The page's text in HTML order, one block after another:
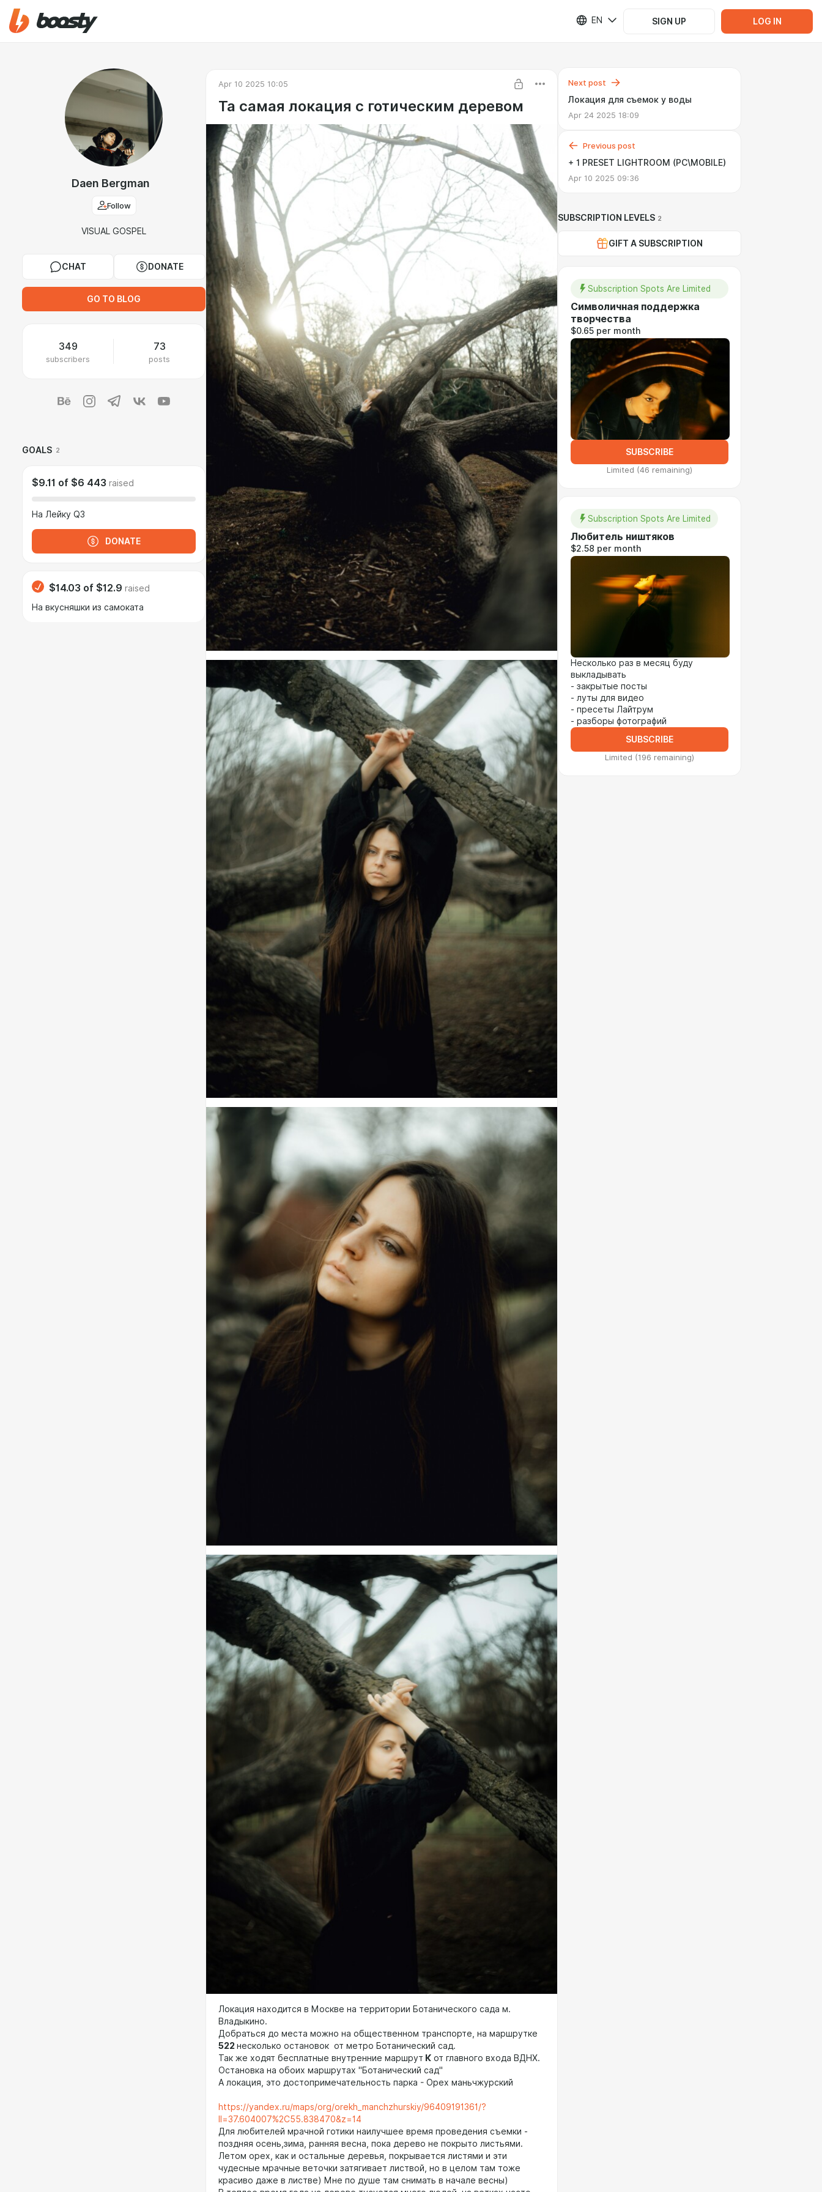
EN SIGN UP LOG IN
Daen Bergman
Follow
VISUAL GOSPEL
CHAT DONATE
GO TO BLOG
349
subscribers
73
posts
GOALS 2
$9.11 of $6 443 raised
На Лейку Q3
DONATE
$14.03 of $12.9 raised
На вкусняшки из самоката
Apr 10 2025 10:05
Та самая локация с готическим деревом
Локация находится в Москве на территории Ботанического сада м.
Владыкино.
Добраться до места можно на общественном транспорте, на маршрутке
522несколько остановок от метро Ботанический сад.
Так же ходят бесплатные внутренние маршрут К от главного входа ВДНХ.
Остановка на обоих маршрутах "Ботанический сад"
А локация, это достопримечательность парка - Орех маньчжурский
https://yandex.ru/maps/org/orekh_manchzhurskiy/96409191361/?
ll=37.604007%2C55.838470&z=14
Для любителей мрачной готики наилучшее время проведения съемки -
поздняя осень,зима, ранняя весна, пока дерево не покрыто листьями.
Летом орех, как и остальные деревья, покрывается листями и эти
чудесные мрачные веточки затягивает листвой, но в целом там тоже
красиво даже в листве) Мне по душе там снимать в начале весны)
Next post
Локация для съемок у воды
Apr 24 2025 18:09
Previous post
+ 1 PRESET LIGHTROOM (PC\MOBILE)
Apr 10 2025 09:36
SUBSCRIPTION LEVELS 2
GIFT A SUBSCRIPTION
Subscription Spots Are Limited
Символичная поддержка
творчества
$0.65 per month
SUBSCRIBE
Limited (46 remaining)
Subscription Spots Are Limited
Любитель ништяков
$2.58 per month
Несколько раз в месяц буду
выкладывать
- закрытые посты
- луты для видео
- пресеты Лайтрум
- разборы фотографий
SUBSCRIBE
Limited (196 remaining)